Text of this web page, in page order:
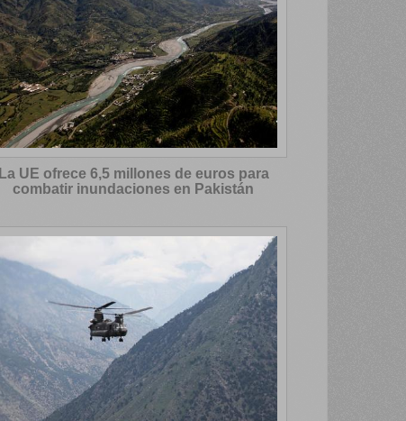
La UE ofrece 6,5 millones de euros para
combatir inundaciones en Pakistán